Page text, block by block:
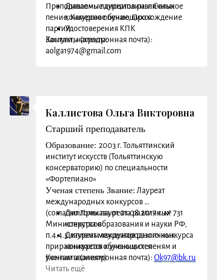
Преподаваемые дисциплины: Сольное
пение, Камерное пение, Прохождение
партий
Заслуги, награды:
Дипломы лауреатов различных
конкурсов обучающихся
Удостоверения КПК
Контакты (электронная почта):
aolga1974@gmail.com
Каллистова Ольга Викторовна
Старший преподаватель
Образование: 2003 г. Тольяттинский
институт искусств (Тольяттинскую
консерваторию) по специальности
«Фортепиано»
Ученая степень Звание: Лауреат
международных конкурсов
(согласно Приказа от 01.08.2017 г. № 731
Министерства образования и науки РФ,
п.4.4.5 лауреат международного конкурса
приравнивается к ученым степеням и
ученым званиям)
Сфера научных интересов (основные
Дипломы лауреата различных
конкурсов
Дипломы лауреатов различных
конкурсов обучающихся
Контакты (электронная почта): Ok97@bk.ru
Читать ещё